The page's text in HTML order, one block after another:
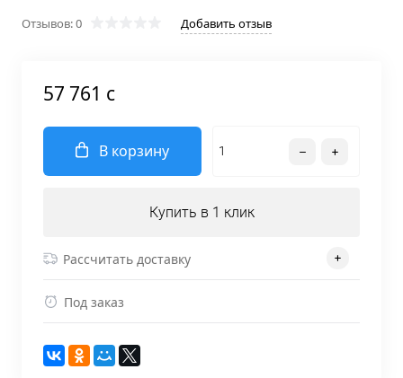
Отзывов: 0 Добавить отзыв
57 761 c
В корзину
Купить в 1 клик
Рассчитать доставку
Под заказ